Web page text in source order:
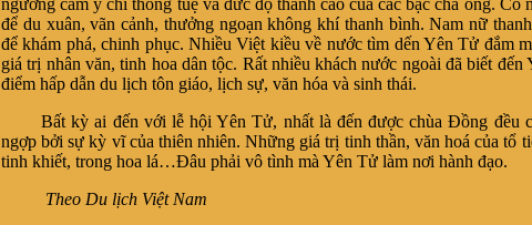
ngưỡng cảm ý chí thông tuệ và đức độ thanh cao của các bậc cha ông. Có
để du xuân, vãn cảnh, thưởng ngoạn không khí thanh bình. Nam nữ
để khám phá, chinh phục. Nhiều Việt kiều về nước tìm dến Yên Tử đắm
giá trị nhân văn, tinh hoa dân tộc. Rất nhiều khách nước ngoài đã biết
điểm hấp dẫn du lịch tôn giáo, lịch sự, văn hóa và sinh thái.
Bất kỳ ai đến với lễ hội Yên Tử, nhất là đến được chùa Ðồng đều
ngợp bởi sự kỳ vĩ của thiên nhiên. Những giá trị tinh thần, văn hoá của tổ
tinh khiết, trong hoa lá…Ðâu phải vô tình mà Yên Tử làm nơi hành đạo.
Theo Du lịch Việt Nam